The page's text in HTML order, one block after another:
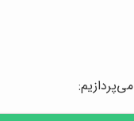
می‌پردازیم: